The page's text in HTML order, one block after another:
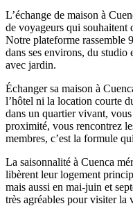
L’échange de maison à
de voyageurs qui souhaitent
Notre plateforme rassemble
dans ses environs, du
avec jardin.
Échanger sa maison à
l’hôtel ni la location courte
dans un quartier vivant,
proximité, vous rencontrez
membres, c’est la formule
La saisonnalité à Cuenca
libèrent leur logement
mais aussi en mai-juin et
très agréables pour visiter la